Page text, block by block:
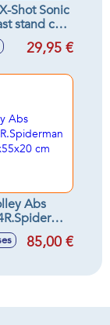
Shot Sonic
stand con
60x30
Modelos
29,95 €
Abs
cm
85,00 €